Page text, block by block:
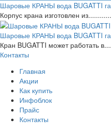
Шаровые КРАНЫ вода BUGATTI
Корпус крана изготовлен
Шаровые КРАНЫ вода BUGATTI
Кран BUGATTI может работать
Контакты
Главная
Акции
Как купить
Инфоблок
Прайс
Контакты